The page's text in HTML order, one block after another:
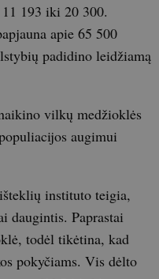
193 iki 20 300.
apie 65 500
padidino leidžiamą
vilkų medžioklės
augimui
instituto teigia,
daugintis. Paprastai
todėl tikėtina, kad
pokyčiams. Vis dėlto